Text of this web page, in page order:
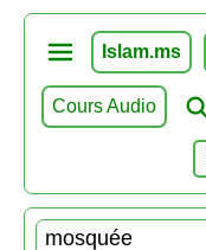
Islam.ms
Cours Audio